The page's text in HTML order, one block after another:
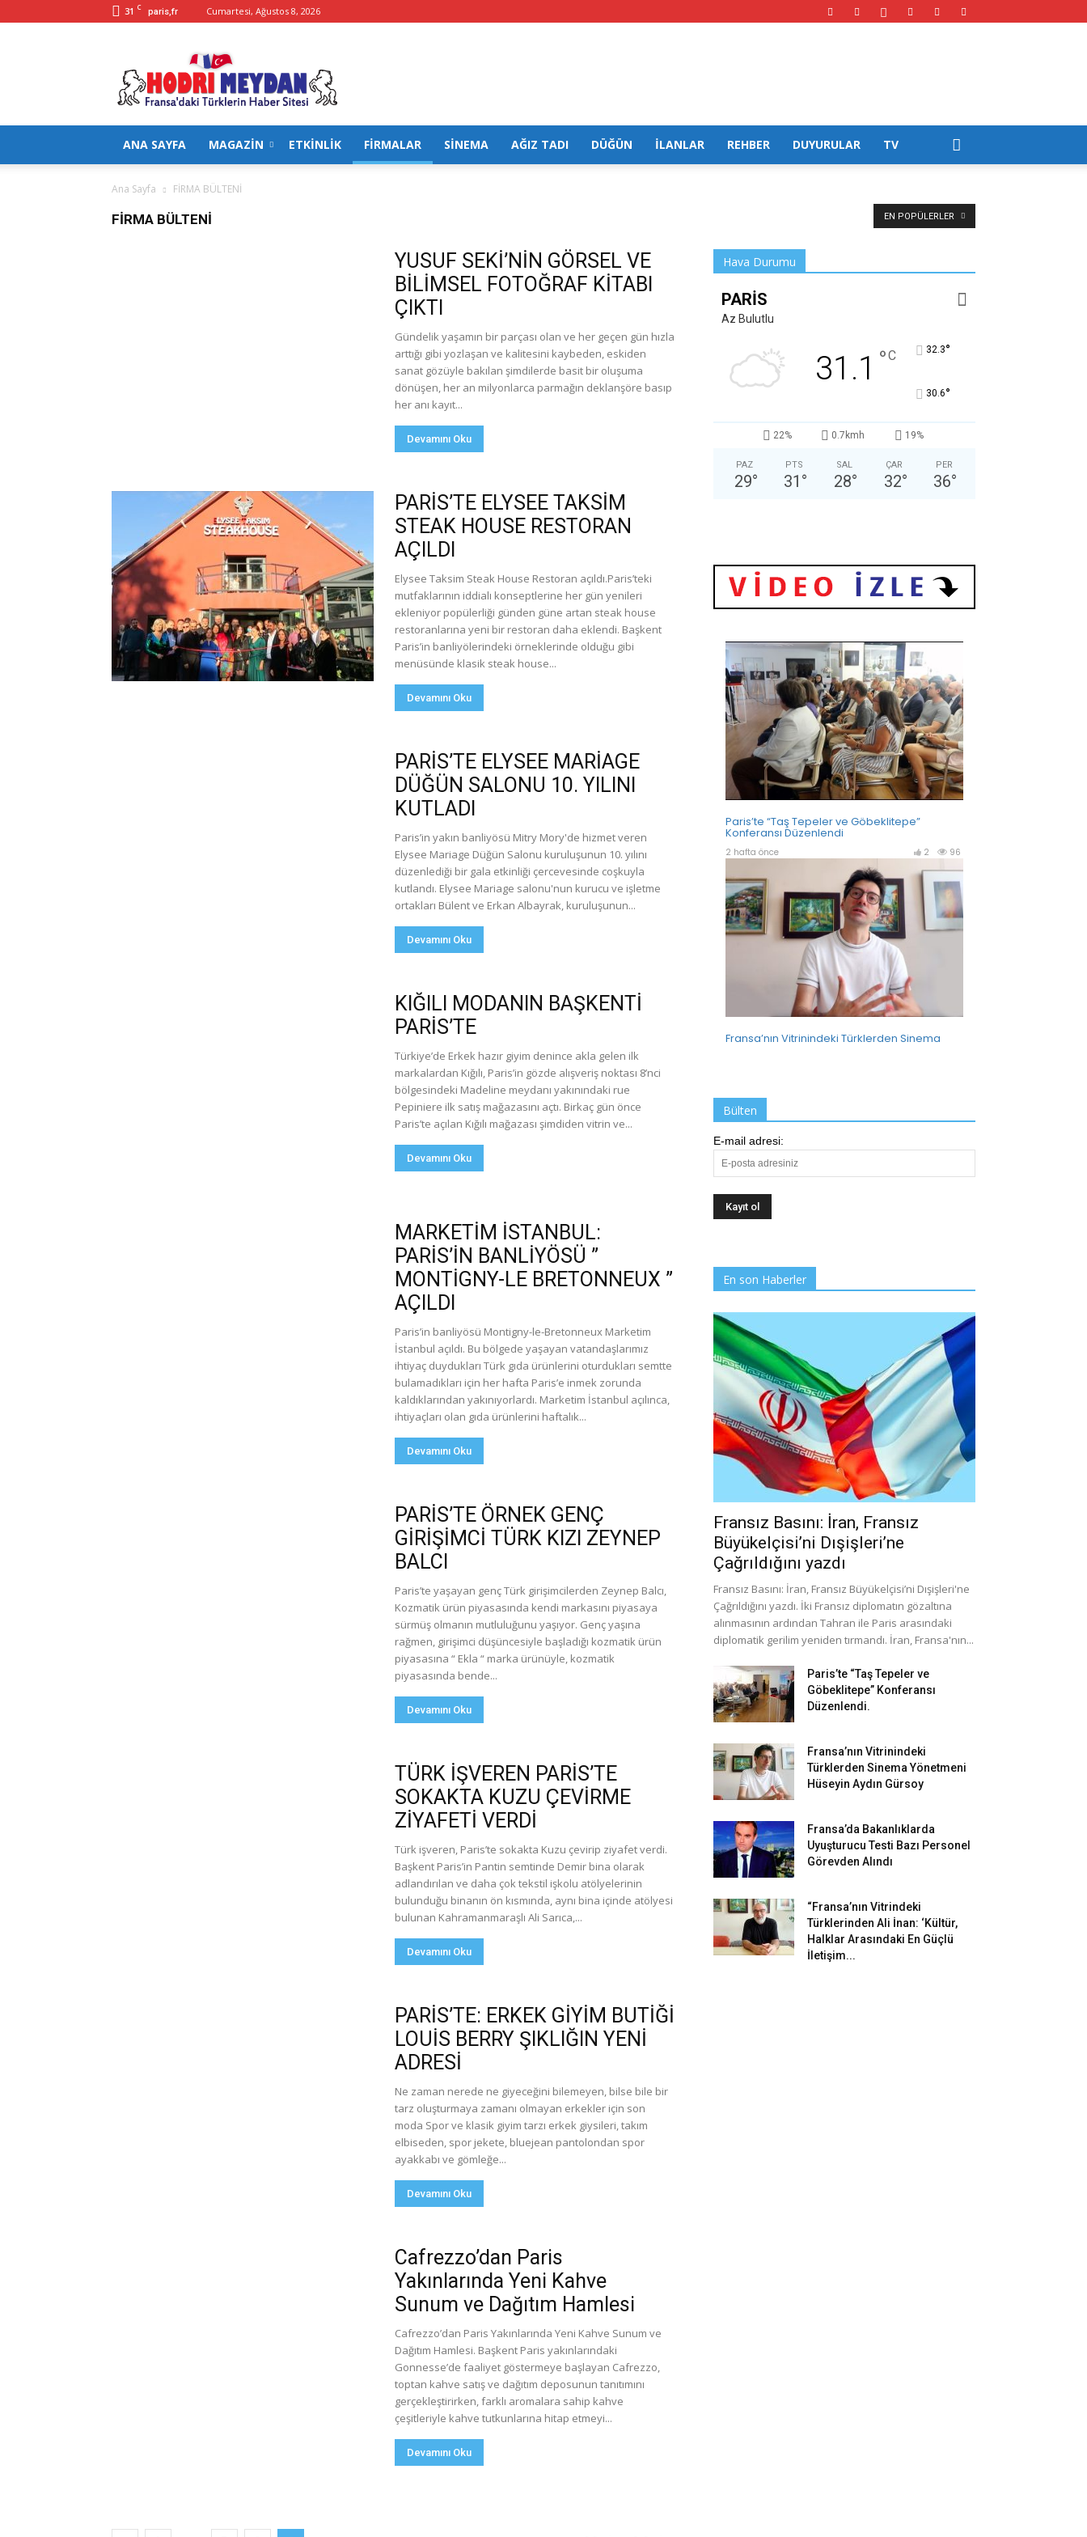
31 C paris,fr Cumartesi, Ağustos 8, 2026
Hodrimeydan
ANA SAYFA MAGAZİN ETKİNLİK FİRMALAR SİNEMA AĞIZ TADI DÜĞÜN İLANLAR REHBER DUYURULAR TV
Ana Sayfa FİRMA BÜLTENİ
FİRMA BÜLTENİ EN POPÜLERLER
YUSUF SEKİ’NİN GÖRSEL VE
BİLİMSEL FOTOĞRAF KİTABI
ÇIKTI
Gündelik yaşamın bir parçası olan ve her geçen gün hızla
arttığı gibi yozlaşan ve kalitesini kaybeden, eskiden
sanat gözüyle bakılan şimdilerde basit bir oluşuma
dönüşen, her an milyonlarca parmağın deklanşöre basıp
her anı kayıt...
Devamını Oku
PARİS’TE ELYSEE TAKSİM
STEAK HOUSE RESTORAN
AÇILDI
Elysee Taksim Steak House Restoran açıldı.Paris’teki
mutfaklarının iddialı konseptlerine her gün yenileri
ekleniyor popülerliği günden güne artan steak house
restoranlarına yeni bir restoran daha eklendi. Başkent
Paris’in banliyölerindeki örneklerinde olduğu gibi
menüsünde klasik steak house...
Devamını Oku
PARİS’TE ELYSEE MARİAGE
DÜĞÜN SALONU 10. YILINI
KUTLADI
Paris’in yakın banliyösü Mitry Mory'de hizmet veren
Elysee Mariage Düğün Salonu kuruluşunun 10. yılını
düzenlediği bir gala etkinliği çercevesinde coşkuyla
kutlandı. Elysee Mariage salonu'nun kurucu ve işletme
ortakları Bülent ve Erkan Albayrak, kuruluşunun...
Devamını Oku
KIĞILI MODANIN BAŞKENTİ
PARİS’TE
Türkiye’de Erkek hazır giyim denince akla gelen ilk
markalardan Kığılı, Paris’in gözde alışveriş noktası 8’nci
bölgesindeki Madeline meydanı yakınındaki rue
Pepiniere ilk satış mağazasını açtı. Birkaç gün önce
Paris’te açılan Kığılı mağazası şimdiden vitrin ve...
Devamını Oku
MARKETİM İSTANBUL:
PARİS’İN BANLİYÖSÜ ”
MONTİGNY-LE BRETONNEUX ”
AÇILDI
Paris’in banliyösü Montigny-le-Bretonneux Marketim
İstanbul açıldı. Bu bölgede yaşayan vatandaşlarımız
ihtiyaç duydukları Türk gıda ürünlerini oturdukları semtte
bulamadıkları için her hafta Paris’e inmek zorunda
kaldıklarından yakınıyorlardı. Marketim İstanbul açılınca,
ihtiyaçları olan gıda ürünlerini haftalık...
Devamını Oku
PARİS’TE ÖRNEK GENÇ
GİRİŞİMCİ TÜRK KIZI ZEYNEP
BALCI
Paris’te yaşayan genç Türk girişimcilerden Zeynep Balcı,
Kozmatik ürün piyasasında kendi markasını piyasaya
sürmüş olmanın mutluluğunu yaşıyor. Genç yaşına
rağmen, girişimci düşüncesiyle başladığı kozmatik ürün
piyasasına “ Ekla “ marka ürünüyle, kozmatik
piyasasında bende...
Devamını Oku
TÜRK İŞVEREN PARİS’TE
SOKAKTA KUZU ÇEVİRME
ZİYAFETİ VERDİ
Türk işveren, Paris’te sokakta Kuzu çevirip ziyafet verdi.
Başkent Paris’in Pantin semtinde Demir bina olarak
adlandırılan ve daha çok tekstil işkolu atölyelerinin
bulunduğu binanın ön kısmında, aynı bina içinde atölyesi
bulunan Kahramanmaraşlı Ali Sarıca,...
Devamını Oku
PARİS’TE: ERKEK GİYİM BUTİĞİ
LOUİS BERRY ŞIKLIĞIN YENİ
ADRESİ
Ne zaman nerede ne giyeceğini bilemeyen, bilse bile bir
tarz oluşturmaya zamanı olmayan erkekler için son
moda Spor ve klasik giyim tarzı erkek giysileri, takım
elbiseden, spor jekete, bluejean pantolondan spor
ayakkabı ve gömleğe...
Devamını Oku
Cafrezzo’dan Paris
Yakınlarında Yeni Kahve
Sunum ve Dağıtım Hamlesi
Cafrezzo’dan Paris Yakınlarında Yeni Kahve Sunum ve
Dağıtım Hamlesi. Başkent Paris yakınlarındaki
Gonnesse’de faaliyet göstermeye başlayan Cafrezzo,
toptan kahve satış ve dağıtım deposunun tanıtımını
gerçekleştirirken, farklı aromalara sahip kahve
çeşitleriyle kahve tutkunlarına hitap etmeyi...
Devamını Oku
Hava Durumu
PARIS
Az Bulutlu
31.1 °C 32.3°
30.6°
22% 0.7kmh 19%
PAZ
29°
PTS
31 °
SAL
28°
ÇAR
32°
PER
36°
Bülten
E-mail adresi:
En son Haberler
Fransız Basını: İran, Fransız
Büyükelçisi’ni Dışişleri’ne
Çağrıldığını yazdı
Fransız Basını: İran, Fransız Büyükelçisi’ni Dışişleri'ne
Çağrıldığını yazdı. İki Fransız diplomatın gözaltına
alınmasının ardından Tahran ile Paris arasındaki
diplomatik gerilim yeniden tırmandı. İran, Fransa'nın...
Paris’te “Taş Tepeler ve
Göbeklitepe” Konferansı
Düzenlendi.
Fransa’nın Vitrinindeki
Türklerden Sinema Yönetmeni
Hüseyin Aydın Gürsoy
Fransa’da Bakanlıklarda
Uyuşturucu Testi Bazı Personel
Görevden Alındı
“Fransa’nın Vitrindeki
Türklerinden Ali İnan: ‘Kültür,
Halklar Arasındaki En Güçlü
İletişim...